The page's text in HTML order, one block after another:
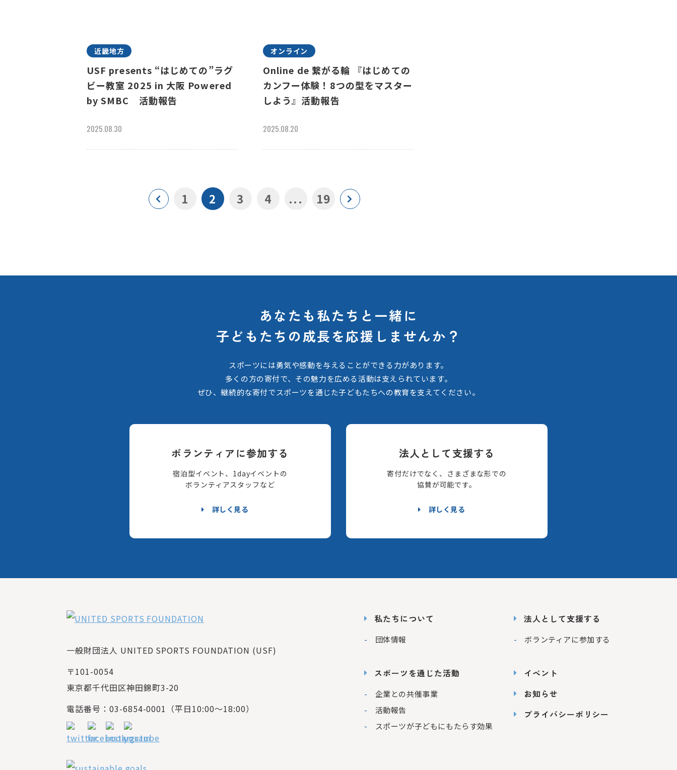
近畿地方
USF presents “はじめての”ラグ
ビー教室 2025 in 大阪 Powered
by SMBC 活動報告
2025.08.30
オンライン
Online de 繋がる輪 『はじめての
カンフー体験！8つの型をマスター
しよう』活動報告
2025.08.20
1 2 3 4 ... 19
あなたも私たちと一緒に
子どもたちの成長を応援しませんか？
スポーツには勇気や感動を与えることができる力があります。
多くの方の寄付で、その魅力を広める活動は支えられています。
ぜひ、継続的な寄付でスポーツを通じた子どもたちへの教育を支えてください。
ボランティアに参加する
宿泊型イベント、1dayイベントの
ボランティアスタッフなど
詳しく見る
法人として支援する
寄付だけでなく、さまざまな形での
協賛が可能です。
詳しく見る
一般財団法人 UNITED SPORTS FOUNDATION (USF)
〒101-0054
東京都千代田区神田錦町3-20
電話番号：03-6854-0001（平日10:00～18:00）
私たちについて
団体情報
スポーツを通じた活動
企業との共催事業
活動報告
スポーツが子どもにもたらす効果
法人として支援する
ボランティアに参加する
イベント
お知らせ
プライバシーポリシー